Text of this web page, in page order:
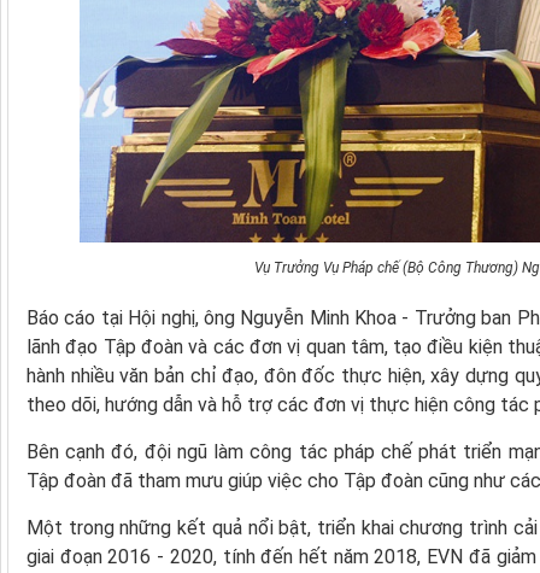
Vụ Trưởng Vụ Pháp chế (Bộ Công Thương)
Báo cáo tại Hội nghị, ông Nguyễn Minh Khoa - Trưởng ban
lãnh đạo Tập đoàn và các đơn vị quan tâm, tạo điều kiện
hành nhiều văn bản chỉ đạo, đôn đốc thực hiện, xây dựng
theo dõi, hướng dẫn và hỗ trợ các đơn vị thực hiện công tác
Bên cạnh đó, đội ngũ làm công tác pháp chế phát triển
Tập đoàn đã tham mưu giúp việc cho Tập đoàn cũng như
Một trong những kết quả nổi bật, triển khai chương trình
giai đoạn 2016 - 2020, tính đến hết năm 2018, EVN đã